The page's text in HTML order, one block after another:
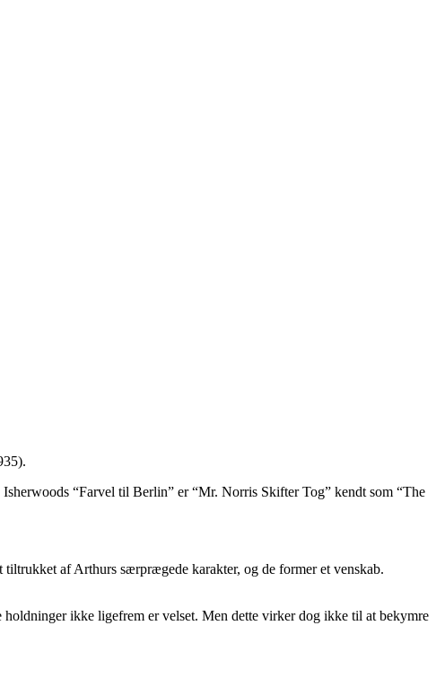
“Farvel til Berlin” er “Mr. Norris Skifter Tog” kendt som “The
af Arthurs særprægede karakter, og de former et venskab.
ikke ligefrem er velset. Men dette virker dog ikke til at bekymre